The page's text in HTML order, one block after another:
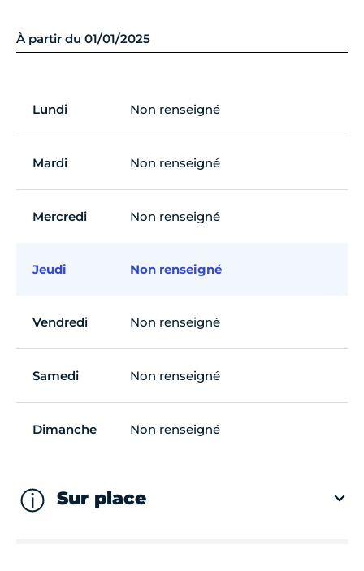
À partir du 01/01/2025
Lundi Non renseigné
Mardi Non renseigné
Mercredi Non renseigné
Jeudi Non renseigné
Vendredi Non renseigné
Samedi Non renseigné
Dimanche Non renseigné
Sur place